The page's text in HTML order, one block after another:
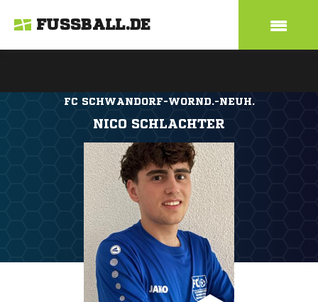
FUSSBALL.DE
FC SCHWANDORF-WORND.-NEUH.
NICO SCHLACHTER